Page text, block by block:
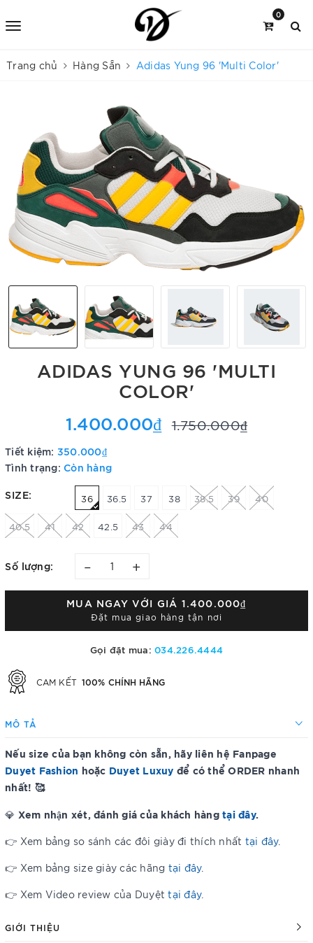
0
Trang chủ Hàng Sẵn Adidas Yung 96 'Multi Color'
ADIDAS YUNG 96 'MULTI
COLOR'
1.400.000₫ 1.750.000₫
Tiết kiệm: 350.000₫
Tình trạng: Còn hàng
SIZE: 36 36.5 37 38 38.5 39 40
40.5 41 42 42.5 43 44
Số lượng: – +
MUA NGAY VỚI GIÁ 1.400.000₫
Đặt mua giao hàng tận nơi
Gọi đặt mua:034.226.4444
CAM KẾT 100% CHÍNH HÃNG
MÔ TẢ
Nếu size của bạn không còn sẵn, hãy liên hệ Fanpage
Duyet Fashion hoặc Duyet Luxuy để có thể ORDER nhanh
nhất! 🥰
💎 Xem nhận xét, đánh giá của khách hàng tại đây.
👉 Xem bảng so sánh các đôi giày đi thích nhất tại đây.
👉 Xem bảng size giày các hãng tại đây.
👉 Xem Video review của Duyệttại đây.
GIỚI THIỆU